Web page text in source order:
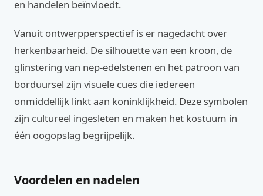
en handelen beïnvloedt.
Vanuit ontwerpperspectief is er nagedacht over
herkenbaarheid. De silhouette van een kroon, de
glinstering van nep-edelstenen en het patroon van
borduursel zijn visuele cues die iedereen
onmiddellijk linkt aan koninklijkheid. Deze symbolen
zijn cultureel ingesleten en maken het kostuum in
één oogopslag begrijpelijk.
Voordelen en nadelen